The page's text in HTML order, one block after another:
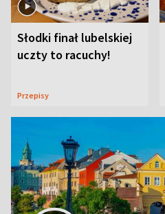
Słodki finał lubelskiej
uczty to racuchy!
Przepisy